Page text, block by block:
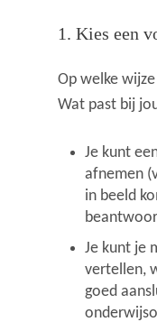
1. Kies een
Op welke
Wat past bij
Je kunt
afnemen
in beeld
Je kunt je
vertellen,
goed